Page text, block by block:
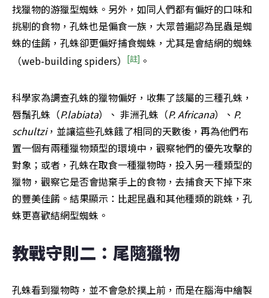
找獵物的游獵型蜘蛛。另外，如同人們都有偏好的口味和
挑剔的食物，孔蛛也是偏食一族，大眾普遍認為昆蟲是蜘
蛛的佳餚，孔蛛卻更偏好捕食蜘蛛，尤其是會結網的蜘蛛
（web-building spiders）
[註] 。
科學家為調查孔蛛的獵物偏好，收集了該屬的三種孔蛛，
唇鬚孔蛛（P.labiata）、 非洲孔蛛（P. Africana）、 P.
schultzi，並讓這些孔蛛餓了相同的天數後，再為他們布
置一個有兩種獵物類型的環境中，觀察牠們的優先攻擊的
對象；或者，孔蛛在取食一種獵物時，投入另一種類型的
獵物，觀察它是否會拋棄手上的食物，去捕食天下掉下來
的豐美佳餚。結果顯示：比起昆蟲和其他種類的跳蛛，孔
蛛更喜歡結網型蜘蛛。
教戰守則二：尾隨獵物
孔蛛看到獵物時，並不會急於撲上前，而是在腦海中繪製